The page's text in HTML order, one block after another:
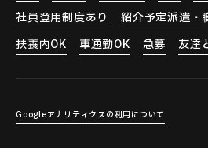
社員登用制度あり
紹介予定派遣・
扶養内OK
車通勤OK 急募 友達
Googleアナリティクスの利用について